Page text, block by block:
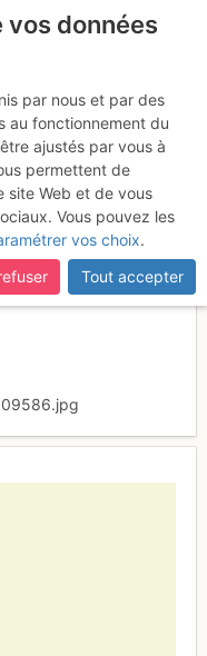
by-nc-nd)
données
par nous et par des
au fonctionnement du
ajustés par vous à
permettent de
site Web et de vous
Vous pouvez les
vos choix.
Tout accepter